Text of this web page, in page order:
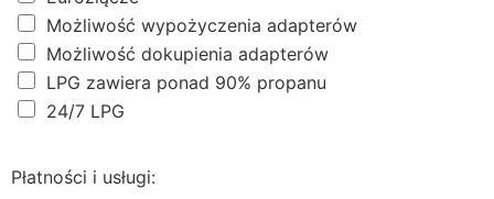
Możliwość wypożyczenia adapterów
Możliwość dokupienia adapterów
LPG zawiera ponad 90% propanu
24/7 LPG
Płatności i usługi: